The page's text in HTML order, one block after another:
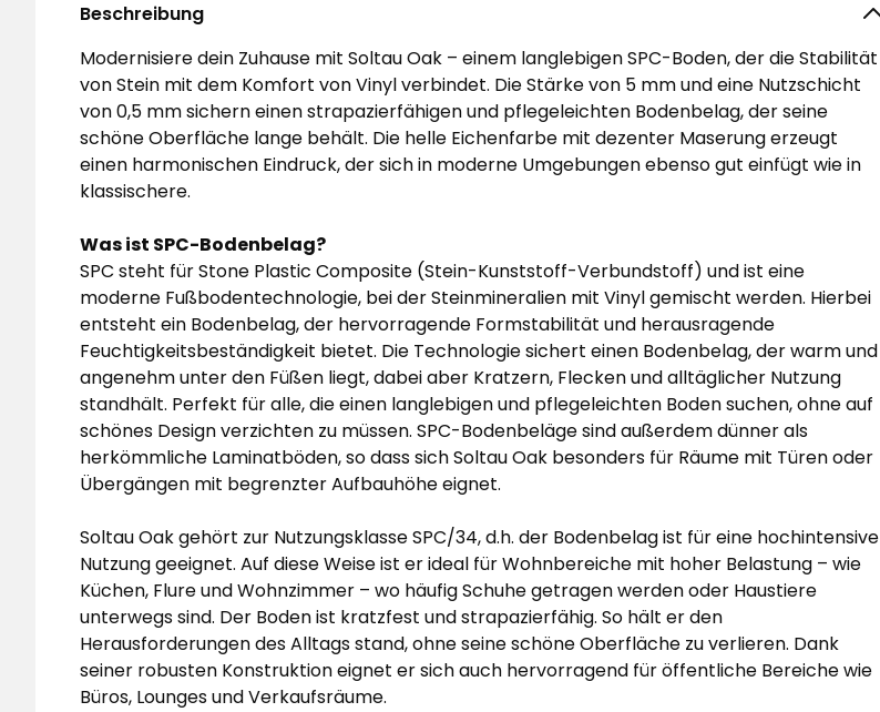
Beschreibung
Modernisiere dein Zuhause mit Soltau Oak – einem langlebigen SPC-Boden, der die Stabilität
von Stein mit dem Komfort von Vinyl verbindet. Die Stärke von 5 mm und eine Nutzschicht
von 0,5 mm sichern einen strapazierfähigen und pflegeleichten Bodenbelag, der seine
schöne Oberfläche lange behält. Die helle Eichenfarbe mit dezenter Maserung erzeugt
einen harmonischen Eindruck, der sich in moderne Umgebungen ebenso gut einfügt wie in
klassischere.
Was ist SPC-Bodenbelag?
SPC steht für Stone Plastic Composite (Stein-Kunststoff-Verbundstoff) und ist eine
moderne Fußbodentechnologie, bei der Steinmineralien mit Vinyl gemischt werden. Hierbei
entsteht ein Bodenbelag, der hervorragende Formstabilität und herausragende
Feuchtigkeitsbeständigkeit bietet. Die Technologie sichert einen Bodenbelag, der warm und
angenehm unter den Füßen liegt, dabei aber Kratzern, Flecken und alltäglicher Nutzung
standhält. Perfekt für alle, die einen langlebigen und pflegeleichten Boden suchen, ohne auf
schönes Design verzichten zu müssen. SPC-Bodenbeläge sind außerdem dünner als
herkömmliche Laminatböden, so dass sich Soltau Oak besonders für Räume mit Türen oder
Übergängen mit begrenzter Aufbauhöhe eignet.
Soltau Oak gehört zur Nutzungsklasse SPC/34, d.h. der Bodenbelag ist für eine hochintensive
Nutzung geeignet. Auf diese Weise ist er ideal für Wohnbereiche mit hoher Belastung – wie
Küchen, Flure und Wohnzimmer – wo häufig Schuhe getragen werden oder Haustiere
unterwegs sind. Der Boden ist kratzfest und strapazierfähig. So hält er den
Herausforderungen des Alltags stand, ohne seine schöne Oberfläche zu verlieren. Dank
seiner robusten Konstruktion eignet er sich auch hervorragend für öffentliche Bereiche wie
Büros, Lounges und Verkaufsräume.